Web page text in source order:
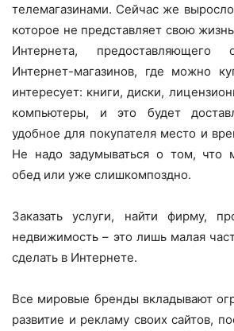
телемагазинами. Сейчас же
которое не представляет свою
Интернета, предоставляющего
Интернет-магазинов, где можно
интересует: книги, диски,
компьютеры, и это будет
удобное для покупателя место и
Не надо задумываться о том, что
обед или уже слишкомпоздно.
Заказать услуги, найти фирму,
недвижимость – это лишь малая
сделать в Интернете.
Все мировые бренды вкладывают
развитие и рекламу своих сайтов,